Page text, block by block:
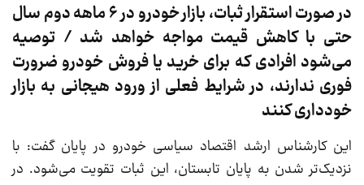
در صورت استقرار ثبات، بازار خودرو در 6 ماهه دوم سال
حتی با کاهش قیمت مواجه خواهد شد / توصیه
می‌شود افرادی که برای خرید یا فروش خودرو ضرورت
فوری ندارند، در شرایط فعلی از ورود هیجانی به بازار
خودداری کنند
این کارشناس ارشد اقتصاد سیاسی خودرو در پایان گفت: با
نزدیک‌تر شدن به پایان تابستان، این ثبات تقویت می‌شود. در